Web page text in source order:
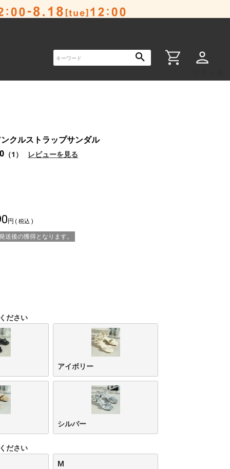
クルストラップサンダル
（1） レビューを見る
税込
送後の獲得となります。
ださい
アイボリー
シルバー
ださい
M